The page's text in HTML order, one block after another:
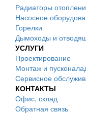
Радиаторы
Насосное
Горелки
Дымоходы и
УСЛУГИ
Проектирование
Монтаж и
Сервисное
КОНТАКТЫ
Офис, склад
Обратная связь